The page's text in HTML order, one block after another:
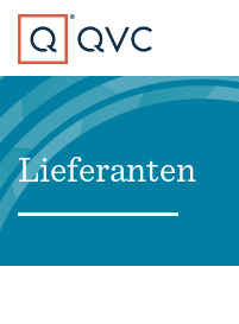
Lieferanten